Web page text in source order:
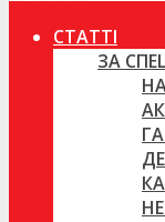
СТАТТІ
ЗА